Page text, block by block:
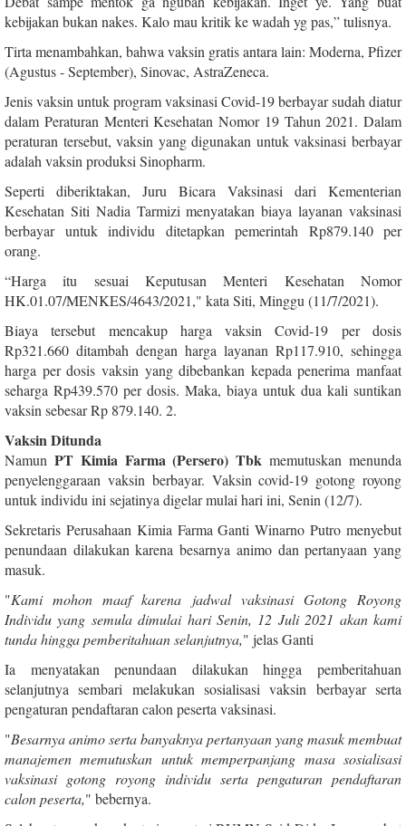
kebijakan bukan nakes. Kalo mau kritik ke wadah yg pas,” tulisnya.
Tirta menambahkan, bahwa vaksin gratis antara lain: Moderna, Pfizer
(Agustus - September), Sinovac, AstraZeneca.
Jenis vaksin untuk program vaksinasi Covid-19 berbayar sudah diatur
dalam Peraturan Menteri Kesehatan Nomor 19 Tahun 2021. Dalam
peraturan tersebut, vaksin yang digunakan untuk vaksinasi berbayar
adalah vaksin produksi Sinopharm.
Seperti diberiktakan, Juru Bicara Vaksinasi dari Kementerian
Kesehatan Siti Nadia Tarmizi menyatakan biaya layanan vaksinasi
berbayar untuk individu ditetapkan pemerintah Rp879.140 per
orang.
“Harga itu sesuai Keputusan Menteri Kesehatan Nomor
HK.01.07/MENKES/4643/2021," kata Siti, Minggu (11/7/2021).
Biaya tersebut mencakup harga vaksin Covid-19 per dosis
Rp321.660 ditambah dengan harga layanan Rp117.910, sehingga
harga per dosis vaksin yang dibebankan kepada penerima manfaat
seharga Rp439.570 per dosis. Maka, biaya untuk dua kali suntikan
vaksin sebesar Rp 879.140. 2.
Vaksin Ditunda
Namun PT Kimia Farma (Persero) Tbk memutuskan menunda
penyelenggaraan vaksin berbayar. Vaksin covid-19 gotong royong
untuk individu ini sejatinya digelar mulai hari ini, Senin (12/7).
Sekretaris Perusahaan Kimia Farma Ganti Winarno Putro menyebut
penundaan dilakukan karena besarnya animo dan pertanyaan yang
masuk.
"Kami mohon maaf karena jadwal vaksinasi Gotong Royong
Individu yang semula dimulai hari Senin, 12 Juli 2021 akan kami
tunda hingga pemberitahuan selanjutnya," jelas Ganti
Ia menyatakan penundaan dilakukan hingga pemberitahuan
selanjutnya sembari melakukan sosialisasi vaksin berbayar serta
pengaturan pendaftaran calon peserta vaksinasi.
"Besarnya animo serta banyaknya pertanyaan yang masuk membuat
manajemen memutuskan untuk memperpanjang masa sosialisasi
vaksinasi gotong royong individu serta pengaturan pendaftaran
calon peserta," bebernya.